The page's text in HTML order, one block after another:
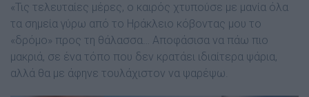
«Τις τελευταίες μέρες, ο καιρός χτυπούσε με μανία όλα
τα σημεία γύρω από το Ηράκλειο κόβοντας μου το
«δρόμο» προς τη θάλασσα… Αποφάσισα να πάω πιο
μακριά, σε ένα τόπο που δεν κρατάει ιδιαίτερα ψάρια,
αλλά θα με άφηνε τουλάχιστον να ψαρέψω.